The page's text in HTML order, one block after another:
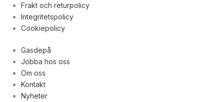
Frakt och returpolicy
Integritetspolicy
Cookiepolicy
Gasdepå
Jobba hos oss
Om oss
Kontakt
Nyheter